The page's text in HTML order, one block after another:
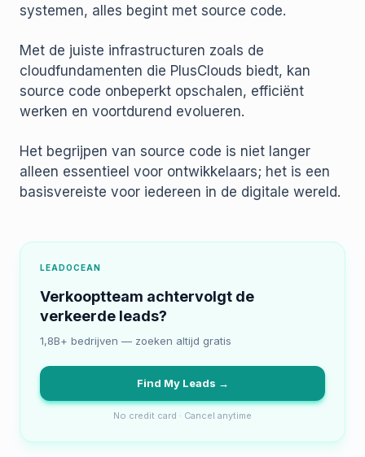
systemen, alles begint met source code.
Met de juiste infrastructuren zoals de
cloudfundamenten die PlusClouds biedt, kan
source code onbeperkt opschalen, efficiënt
werken en voortdurend evolueren.
Het begrijpen van source code is niet langer
alleen essentieel voor ontwikkelaars; het is een
basisvereiste voor iedereen in de digitale wereld.
LEADOCEAN
Verkooptteam achtervolgt de
verkeerde leads?
1,8B+ bedrijven — zoeken altijd gratis
Find My Leads →
No credit card · Cancel anytime